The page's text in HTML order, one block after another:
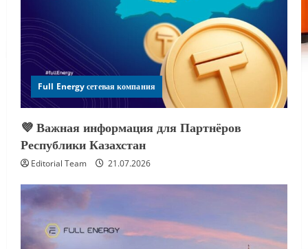
Full Energy сетевая компания
💜 Важная информация для Партнёров
Республики Казахстан
Editorial Team 21.07.2026